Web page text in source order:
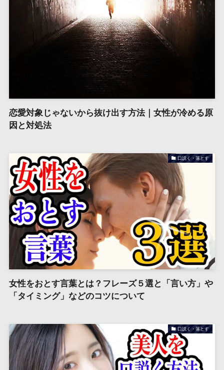
恋愛対象じゃないから抜け出す方法｜女性が冷める原
因と対処法
口説く・落とす
女性をおとす言葉とは？フレーズ５選と「言い方」や
「タイミング」などのコツについて
口説く・落とす